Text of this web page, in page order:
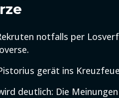
notfalls per
gerät ins
deutlich: Die